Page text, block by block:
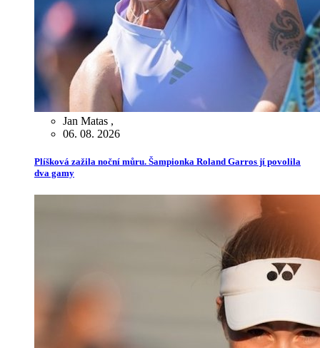
Jan Matas ,
06. 08. 2026
Plíšková zažila noční můru. Šampionka Roland Garros jí povolila
dva gamy